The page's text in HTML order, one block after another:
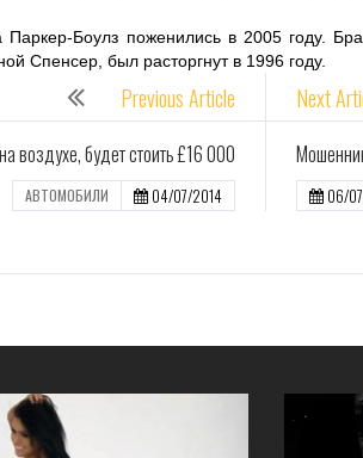
Боулз поженились в 2005 году.
Спенсер, был расторгнут в 1996 году.
Previous Article
воздухе, будет стоить £16 000
04/07/2014
АВТОМОБИЛИ
Next
06/